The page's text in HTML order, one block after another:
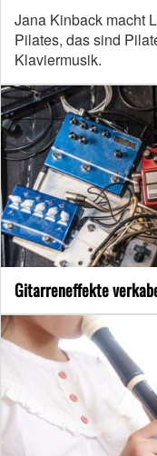
Jana Kinback macht
Pilates, das sind
Klaviermusik.
Gitarreneffekte